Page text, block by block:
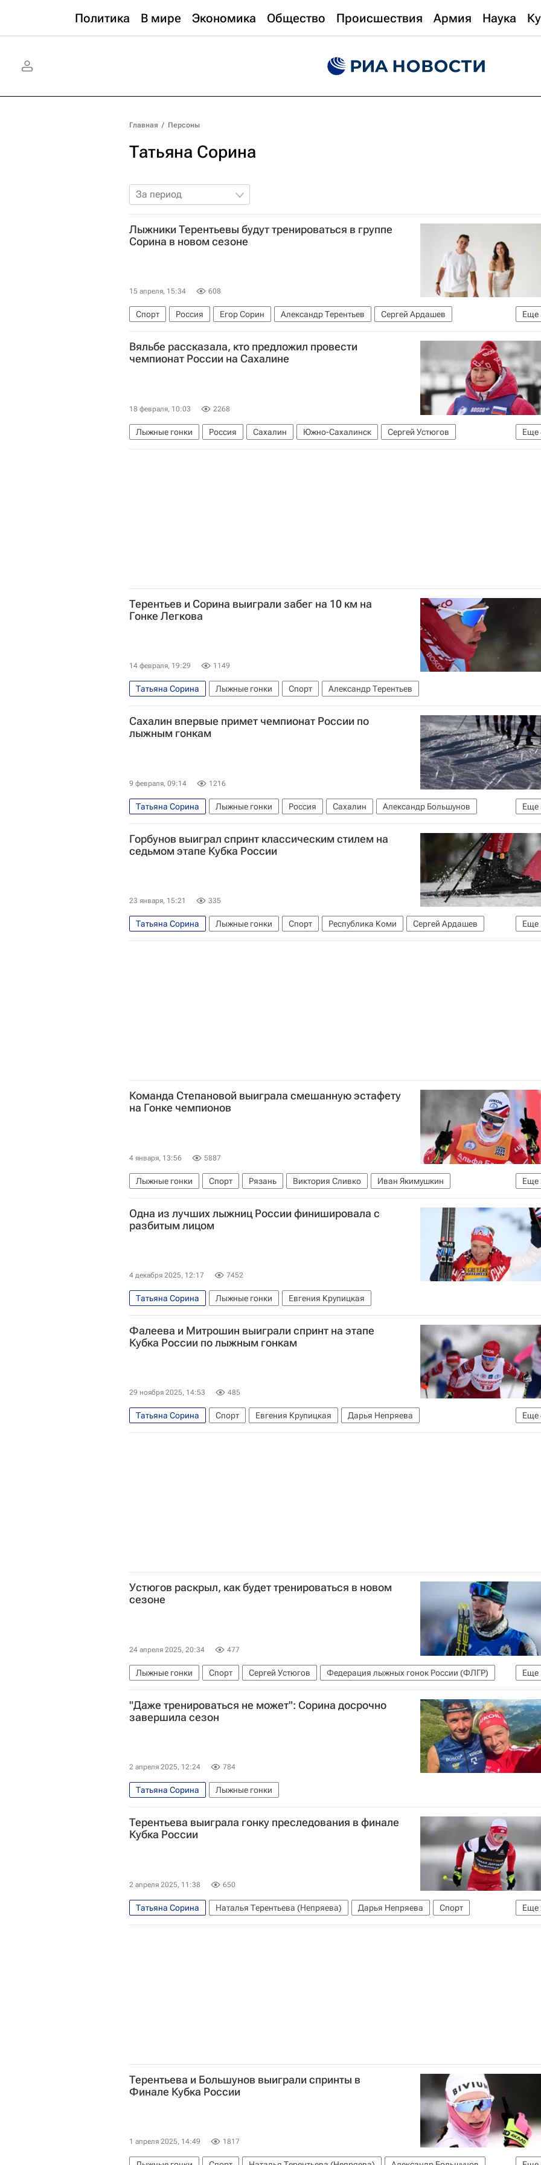
Политика В мире Экономика Общество Происшествия Армия Наука
Главная / Персоны
Татьяна Сорина
За период
Лыжники Терентьевы будут тренироваться в группе
Сорина в новом сезоне
15 апреля, 15:34 608
Еще
Спорт Россия Егор Сорин Александр Терентьев
Сергей Ардашев
Федерация лыжных гонок России (ФЛГР)
Лыжные виды спорта
Наталья Терентьева (Непряева)
Вяльбе рассказала, кто предложил провести
чемпионат России на Сахалине
18 февраля, 10:03 2268
Еще
Лыжные гонки Россия Сахалин Южно-Сахалинск
Сергей Устюгов
Елена Вяльбе
Александр Большунов
Федерация лыжных гонок России (ФЛГР)
Терентьев и Сорина выиграли забег на 10 км на
Гонке Легкова
14 февраля, 19:29 1149
Татьяна Сорина Лыжные гонки Спорт Александр Терентьев
Сахалин впервые примет чемпионат России по
лыжным гонкам
9 февраля, 09:14 1216
Еще
Татьяна Сорина Лыжные гонки Россия Сахалин
Александр Большунов
Вероника Степанова
Южно-Сахалинск Спорт
Горбунов выиграл спринт классическим стилем на
седьмом этапе Кубка России
23 января, 15:21 335
Еще
Татьяна Сорина Лыжные гонки Спорт Республика Коми
Сергей Ардашев
Александр Большунов
Команда Степановой выиграла смешанную эстафету
на Гонке чемпионов
4 января, 13:56 5887
Еще
Лыжные гонки Спорт Рязань Виктория Сливко
Иван Якимушкин
Александр Логинов (биатлонист)
Ален
Одна из лучших лыжниц России финишировала с
разбитым лицом
4 декабря 2025, 12:17 7452
Татьяна Сорина Лыжные гонки Евгения Крупицкая
Фалеева и Митрошин выиграли спринт на этапе
Кубка России по лыжным гонкам
29 ноября 2025, 14:53 485
Еще
Татьяна Сорина Спорт Евгения Крупицкая
Дарья Непряева
Федерация лыжных гонок России (ФЛГР)
Лыжные виды спорта
Устюгов раскрыл, как будет тренироваться в новом
сезоне
24 апреля 2025, 20:34 477
Еще
Лыжные гонки Спорт Сергей Устюгов
Федерация лыжных гонок России (ФЛГР)
Лыжные виды спорта
"Даже тренироваться не может": Сорина досрочно
завершила сезон
2 апреля 2025, 12:24 784
Татьяна Сорина Лыжные гонки
Терентьева выиграла гонку преследования в финале
Кубка России
2 апреля 2025, 11:38 650
Еще
Татьяна Сорина Наталья Терентьева (Непряева) Дарья Непряева
Спорт
Лыжные виды спорта
Лыжные гонки
Терентьева и Большунов выиграли спринты в
Финале Кубка России
1 апреля 2025, 14:49 1817